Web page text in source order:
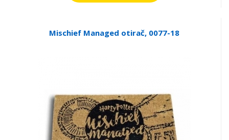
Mischief Managed otirač, 0077-18